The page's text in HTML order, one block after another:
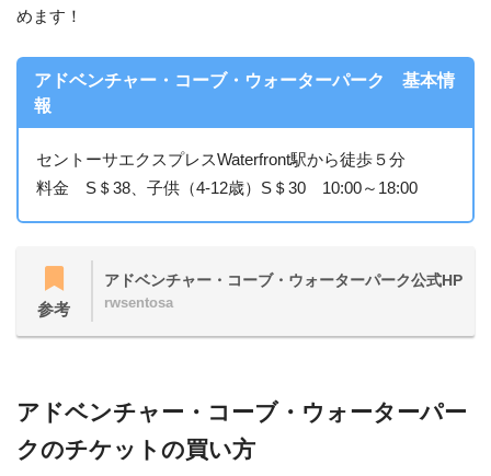
めます！
アドベンチャー・コーブ・ウォーターパーク 基本情
報
セントーサエクスプレスWaterfront駅から徒歩５分
料金 S＄38、子供（4-12歳）S＄30 10:00～18:00
参考
アドベンチャー・コーブ・ウォーターパーク公式HP
rwsentosa
アドベンチャー・コーブ・ウォーターパー
クのチケットの買い方